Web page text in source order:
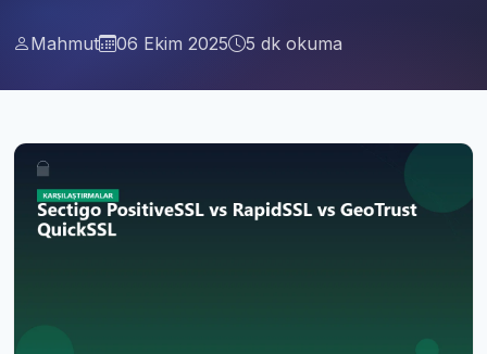
Mahmut 06 Ekim 2025 5 dk okuma